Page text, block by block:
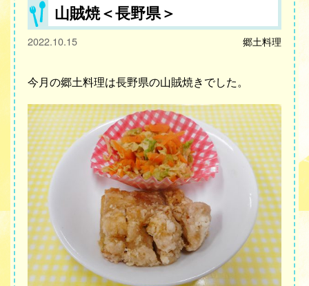
山賊焼＜長野県＞
2022.10.15 郷土料理
今月の郷土料理は長野県の山賊焼きでした。